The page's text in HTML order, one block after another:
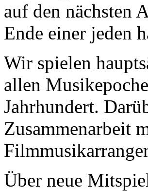
auf den nächsten
Ende einer jeden
Wir spielen
allen
Jahrhundert.
Zusammenarbeit
Über neue